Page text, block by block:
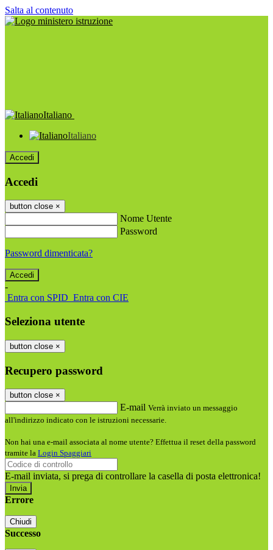
Salta al contenuto
Italiano
Italiano
Accedi
Accedi
button close ×
Nome Utente
Password
Password dimenticata?
-
Entra con SPID Entra con CIE
Seleziona utente
button close ×
Recupero password
button close ×
E-mail Verrà inviato un messaggio
all'indirizzo indicato con le istruzioni necessarie.
Non hai una e-mail associata al nome utente? Effettua il reset della password
tramite la Login Spaggiari
E-mail inviata, si prega di controllare la casella di posta elettronica!
Errore
Chiudi
Successo